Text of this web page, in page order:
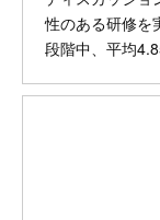
性のある研修を
段階中、平均